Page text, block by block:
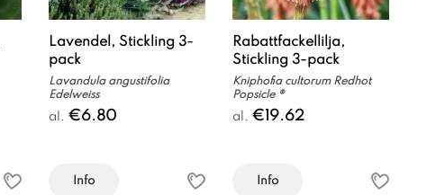
Lavendel, Stickling 3-
pack
Lavandula angustifolia
Edelweiss
al. €6.80
Info
Rabattfackellilja,
Stickling 3-pack
Kniphofia cultorum Redhot
Popsicle ®
al. €19.62
Info